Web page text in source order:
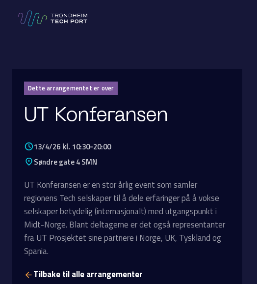
Dette arrangementet er over
UT Konferansen
13/4/26 kl. 10:30-20:00
Søndre gate 4 SMN
UT Konferansen er en stor årlig event som samler
regionens Tech selskaper til å dele erfaringer på å vokse
selskaper betydelig (internasjonalt) med utgangspunkt i
Midt-Norge. Blant deltagerne er det også representanter
fra UT Prosjektet sine partnere i Norge, UK, Tyskland og
Spania.
Tilbake til alle arrangementer